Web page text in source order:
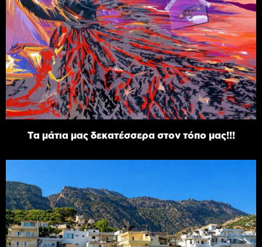
Τα μάτια μας δεκατέσσερα στον τόπο μας!!!